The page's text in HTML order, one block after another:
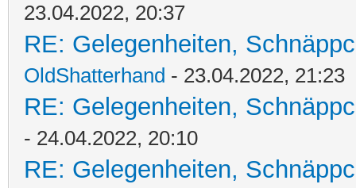
23.04.2022, 20:37
RE: Gelegenheiten,
OldShatterhand - 23.04.2022, 21:23
RE: Gelegenheiten,
- 24.04.2022, 20:10
RE: Gelegenheiten,